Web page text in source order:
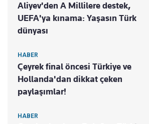
Aliyev'den A Millilere destek,
UEFA'ya kınama: Yaşasın Türk
dünyası
HABER
Çeyrek final öncesi Türkiye ve
Hollanda'dan dikkat çeken
paylaşımlar!
HABER